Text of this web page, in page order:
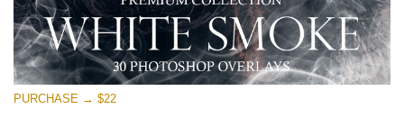
PURCHASE → $22